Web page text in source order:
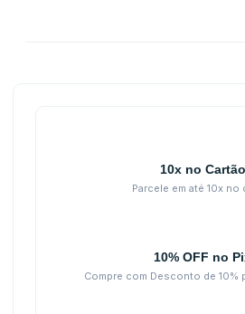
10x no Cartão
Parcele em até 10x no
10% OFF no
Compre com Desconto de 10%